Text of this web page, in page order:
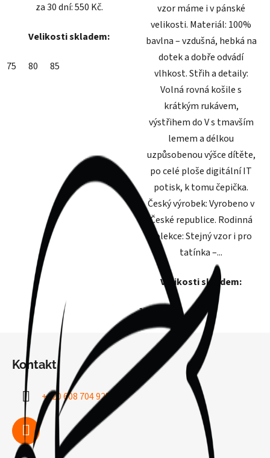
za 30 dní: 550 Kč.
Velikosti skladem:
75 80 85
vzor máme i v pánské
velikosti. Materiál: 100%
bavlna – vzdušná, hebká na
dotek a dobře odvádí
vlhkost. Střih a detaily:
Volná rovná košile s
krátkým rukávem,
výstřihem do V s tmavším
lemem a délkou
uzpůsobenou výšce dítěte,
po celé ploše digitální IT
potisk, k tomu čepička.
Český výrobek: Vyrobeno v
České republice. Rodinná
kolekce: Stejný vzor i pro
tatínka –...
Velikosti skladem:
140 160
Kontakt
+420 608 704 925